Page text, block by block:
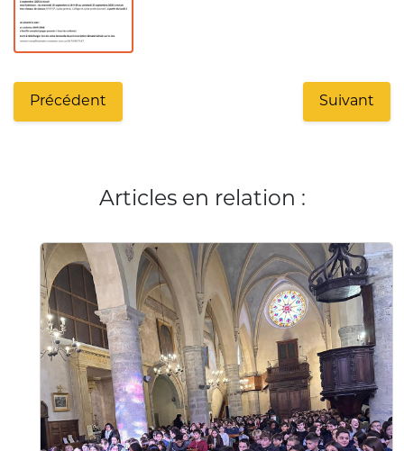
Précédent Suivant
Articles en relation :